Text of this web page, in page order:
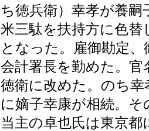
ち徳兵衛）幸孝が養
米三駄を扶持方に色替
となった。雇御勘定
会計署長を勤めた。
徳衛に改めた。のち
に嫡子幸康が相続。
当主の卓也氏は東京都